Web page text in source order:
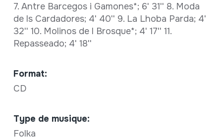
7. Antre Barcegos i Gamones*; 6' 31'' 8. Moda
de ls Cardadores; 4' 40'' 9. La Lhoba Parda; 4'
32'' 10. Molinos de l Brosque*; 4' 17'' 11.
Repasseado; 4' 18''
Format:
CD
Type de musique:
Folka